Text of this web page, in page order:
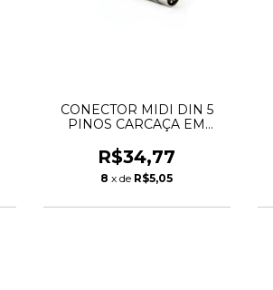
CONECTOR MIDI DIN 5
PINOS CARCAÇA EM
R$34,77
8 x de R$5,05